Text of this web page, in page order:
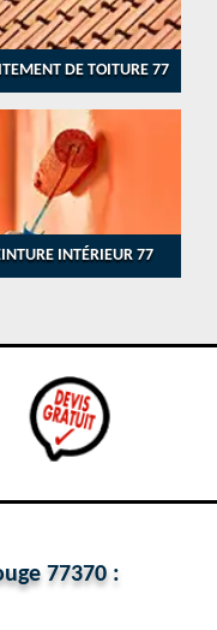
DE TOITURE 77
INTÉRIEUR 77
77370 :